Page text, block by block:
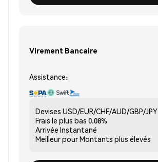
Virement Bancaire
Assistance:
Devises USD/EUR/CHF/AUD/GBP/JPY
Frais le plus bas 0.08%
Arrivée Instantané
Meilleur pourMontants plus élevés